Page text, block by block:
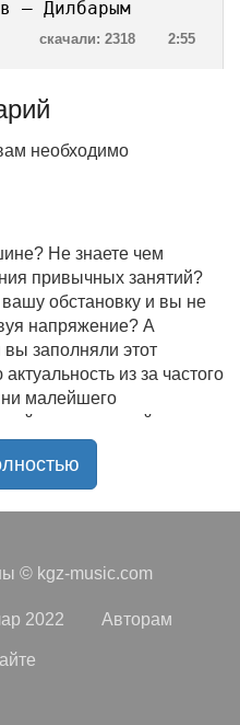
— Дилбарым
2:55
скачали: 2318
необходимо
Не знаете чем
привычных занятий?
обстановку и вы не
напряжение? А
заполняли этот
из за частого
малейшего
качественный контент
вы обратились по
старых и новых
песен всех времён
востребованные и
и зарубежных
© kgz-music.com
2022 Авторам